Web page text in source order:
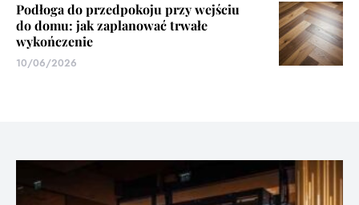
Podłoga do przedpokoju przy wejściu
do domu: jak zaplanować trwałe
wykończenie
10/06/2026